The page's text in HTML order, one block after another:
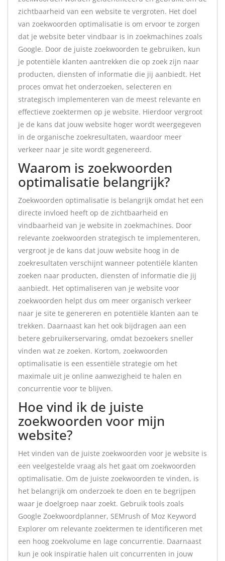
zichtbaarheid van een website te vergroten. Het doel
van zoekwoorden optimalisatie is om ervoor te zorgen
dat je website beter vindbaar is in zoekmachines zoals
Google. Door de juiste zoekwoorden te gebruiken, kun
je potentiële klanten aantrekken die op zoek zijn naar
producten, diensten of informatie die jij aanbiedt. Het
proces omvat het onderzoeken, selecteren en
strategisch implementeren van de meest relevante en
effectieve zoektermen op je website. Hierdoor vergroot
je de kans dat jouw website hoger wordt weergegeven
in de organische zoekresultaten, waardoor meer
verkeer naar je site wordt gegenereerd.
Waarom is zoekwoorden
optimalisatie belangrijk?
Zoekwoorden optimalisatie is belangrijk omdat het een
directe invloed heeft op de zichtbaarheid en
vindbaarheid van je website in zoekmachines. Door
relevante zoekwoorden strategisch te implementeren,
vergroot je de kans dat jouw website hoog in de
zoekresultaten verschijnt wanneer potentiële klanten
zoeken naar producten, diensten of informatie die jij
aanbiedt. Het optimaliseren van je website voor
zoekwoorden helpt dus om meer organisch verkeer
naar je site te genereren en potentiële klanten aan te
trekken. Daarnaast kan het ook bijdragen aan een
betere gebruikerservaring, omdat bezoekers sneller
vinden wat ze zoeken. Kortom, zoekwoorden
optimalisatie is een essentiële strategie om het
maximale uit je online aanwezigheid te halen en
concurrentie voor te blijven.
Hoe vind ik de juiste
zoekwoorden voor mijn
website?
Het vinden van de juiste zoekwoorden voor je website is
een veelgestelde vraag als het gaat om zoekwoorden
optimalisatie. Om de juiste zoekwoorden te vinden, is
het belangrijk om onderzoek te doen en te begrijpen
waar je doelgroep naar zoekt. Gebruik tools zoals
Google Zoekwoordplanner, SEMrush of Moz Keyword
Explorer om relevante zoektermen te identificeren met
een hoog zoekvolume en lage concurrentie. Daarnaast
kun je ook inspiratie halen uit concurrenten in jouw